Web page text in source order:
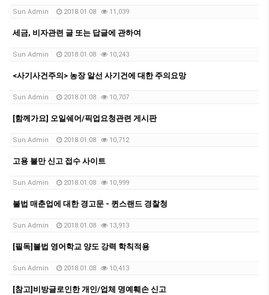
Sun Admin 2018.01.08 11,039
세금, 비자관련 글 또는 답글에 관하여
Sun Admin 2018.01.08 10,243
<사기사건주의> 농장 알선 사기건에 대한 주의요망
Sun Admin 2018.01.08 10,707
[함께가요] 오일쉐어/픽업요청관련 게시판
Sun Admin 2018.01.08 10,712
고용 불만 신고 접수 사이트
Sun Admin 2018.01.08 10,999
불법 매춘업에 대한 경고문 - 퀸스랜드 경찰청
Sun Admin 2018.01.08 13,913
[필독]불법 영어학교 양도 강력 학칙적용
Sun Admin 2018.01.08 10,413
[참고]비방글로인한 개인/업체 명예훼손 신고